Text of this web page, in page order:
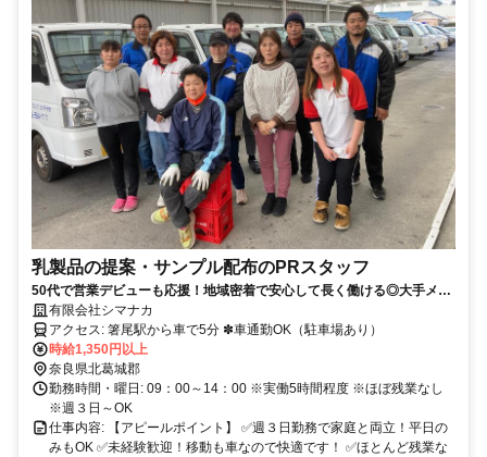
乳製品の提案・サンプル配布のPRスタッフ
50代で営業デビューも応援！地域密着で安心して長く働ける◎大手メー
カーの商品紹介で安心♪
有限会社シマナカ
アクセス: 箸尾駅から車で5分 ✽車通勤OK（駐車場あり）
時給1,350円以上
奈良県北葛城郡
勤務時間・曜日: 09：00～14：00 ※実働5時間程度 ※ほぼ残業なし
※週３日～OK
仕事内容: 【アピールポイント】 ✅週３日勤務で家庭と両立！平日の
みもOK ✅未経験歓迎！移動も車なので快適です！ ✅ほとんど残業な